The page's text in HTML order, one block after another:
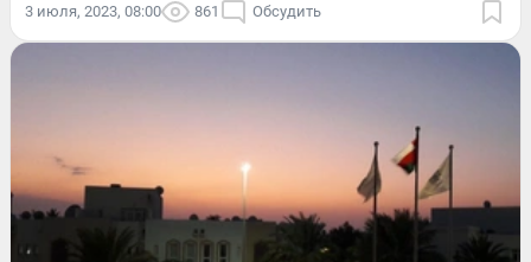
3 июля, 2023, 08:00 861 Обсудить